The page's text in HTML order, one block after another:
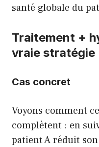
santé globale du
Traitement +
vraie stratégie
Cas concret
Voyons comment
complètent : en
patient A réduit